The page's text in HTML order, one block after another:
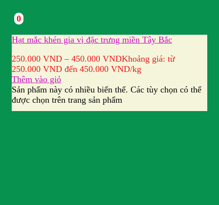
0
Hạt mắc khén gia vị đặc trưng miền Tây Bắc
250.000 VND – 450.000 VNDKhoảng giá: từ
250.000 VND đến 450.000 VND/kg
Thêm vào giỏ
Sản phẩm này có nhiều biến thể. Các tùy chọn có thể
được chọn trên trang sản phẩm